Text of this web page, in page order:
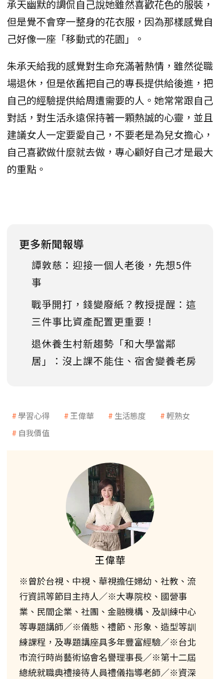
承天幽默的調侃自己說她雖然喜歡花色的服裝，
但是覺不會穿一整身的花衣服，因為那樣感覺自
己好像一座「移動式的花園」。
朱承天給我的感覺對生命充滿著熱情，雖然從職
場退休，但是依舊把自己的專長提供給後進，把
自己的經驗提供給周遭需要的人。她常常跟自己
對話，對生活永遠保持著一顆熱誠的心靈，並且
建議女人一定要愛自己，不要老是為兒女擔心，
自己喜歡做什麼就去做，專心顧好自己才是最大
的重點。
更多新聞報導
譚敦慈：迎接一個人老後，先想5件
事
戰爭開打，錢變廢紙？教授提醒：這
三件事比資產配置更重要！
退休養生村新趨勢「和大學當鄰
居」：沒上課不能住、宿舍變養老房
學習心得 王偉華 生活態度
輕熟女
自我價值
王偉華
※曾於台視、中視、華視擔任婦幼、社教、流
行資訊等節目主持人／※大專院校、國營事
業、民間企業、社團、金融機構、及訓練中心
等專題講師／※儀態、禮節、形象、造型等訓
練課程，及專題講座具多年豐富經驗／※台北
市流行時尚藝術協會名譽理事長／※第十二屆
總統就職典禮接待人員禮儀指導老師／※資深